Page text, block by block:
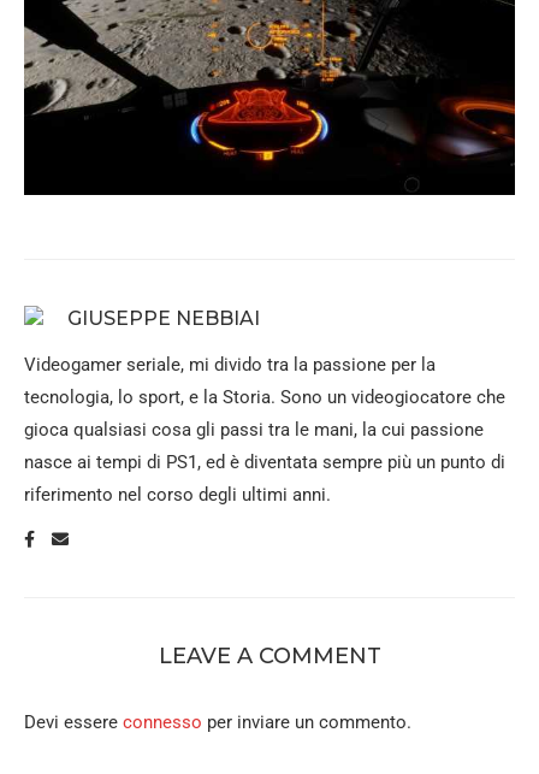
GIUSEPPE NEBBIAI
Videogamer seriale, mi divido tra la passione per la
tecnologia, lo sport, e la Storia. Sono un videogiocatore che
gioca qualsiasi cosa gli passi tra le mani, la cui passione
nasce ai tempi di PS1, ed è diventata sempre più un punto di
riferimento nel corso degli ultimi anni.
LEAVE A COMMENT
Devi essere connesso per inviare un commento.